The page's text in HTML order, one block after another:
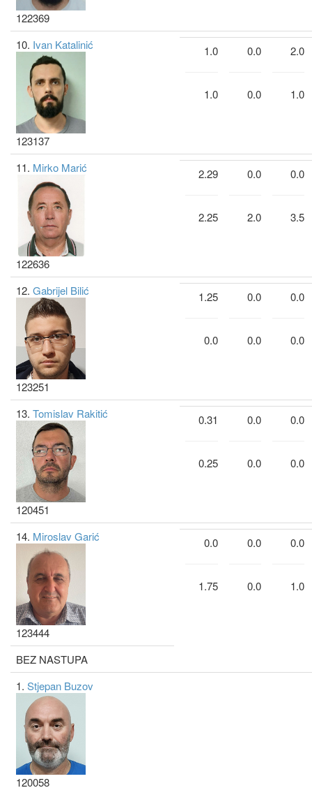
122369
10. Ivan Katalinić
123137
1.0
1.0
0.0
0.0
2.0
1.0
11. Mirko Marić
122636
2.29
2.25
0.0
2.0
0.0
3.5
12. Gabrijel Bilić
123251
1.25
0.0
0.0
0.0
0.0
0.0
13. Tomislav Rakitić
120451
0.31
0.25
0.0
0.0
0.0
0.0
14. Miroslav Garić
123444
0.0
1.75
0.0
0.0
0.0
1.0
BEZ NASTUPA
1. Stjepan Buzov
120058